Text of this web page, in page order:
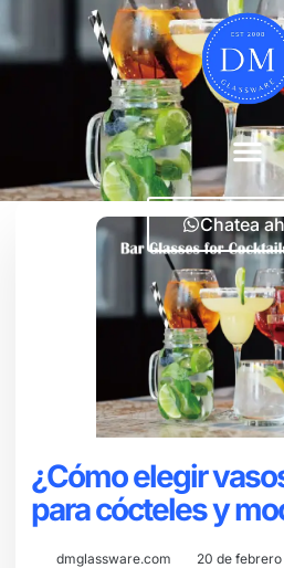
Chatea
¿Cómo elegir
para cócteles y
dmglassware.com 20 de